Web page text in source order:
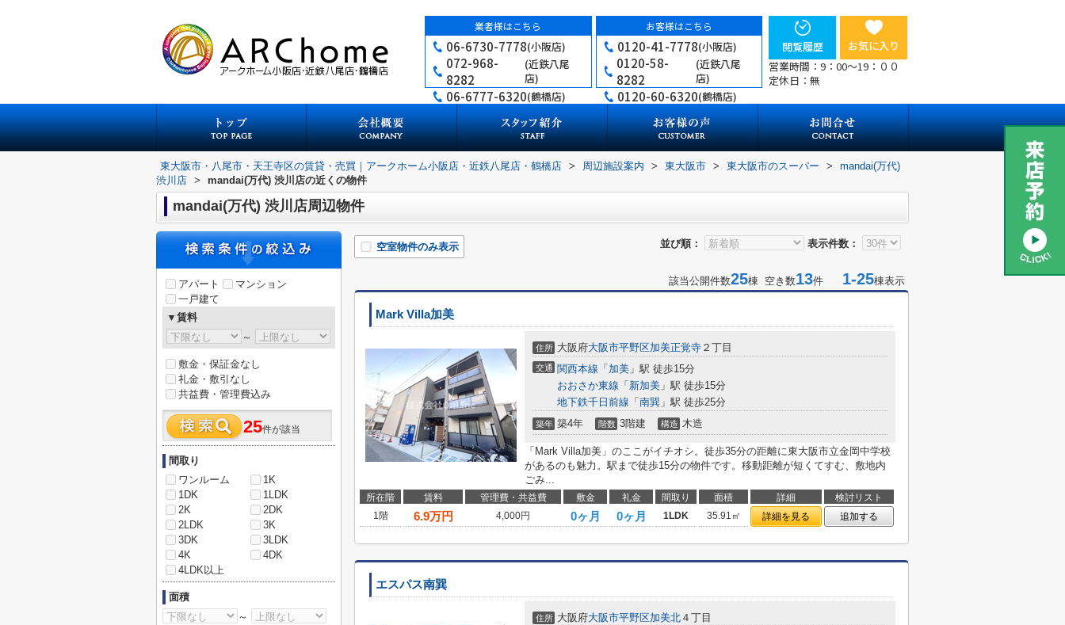
業者様はこちら
06-6730-7778(小阪店)
072-968-
8282
(近鉄八尾
店)
06-6777-6320(鶴橋店)
お客様はこちら
0120-41-7778(小阪店)
0120-58-
8282
(近鉄八尾
店)
0120-60-6320(鶴橋店)
閲覧履歴
お気に入り
営業時間：9：00～19：００
定休日：無
東大阪市・八尾市・天王寺区の賃貸・売買｜アークホーム小阪店・近鉄八尾店・鶴橋店 > 周辺施設案内 > 東大阪市 > 東大阪市のスーパー >
mandai(万代)
渋川店 > mandai(万代) 渋川店の近くの物件
mandai(万代) 渋川店周辺物件
並び順： 表示件数：
空室物件のみ表示
該当公開件数25棟 空き数13件 1-25棟表示
Mark Villa加美
住所 大阪府大阪市平野区加美正覚寺 ２丁目
交通 関西本線 「 加美 」駅 徒歩15分
おおさか東線 「 新加美 」駅 徒歩15分
地下鉄千日前線 「 南巽 」駅 徒歩25分
築年 築4年 階数 3階建 構造 木造
「Mark Villa加美」のここがイチオシ。徒歩35分の距離に東大阪市立金岡中学校
があるのも魅力。駅まで徒歩15分の物件です。移動距離が短くてすむ、敷地内
ごみ...
所在階 賃料 管理費・共益費 敷金 礼金 間取り 面積 詳細
検討リスト
1階
6.9万円 4,000円 0ヶ月 0ヶ月 1LDK 35.91㎡ 詳細を見る 追加する
エスパス南巽
住所 大阪府大阪市平野区加美北 ４丁目
アパート
マンション
一戸建て
▼賃料
～
敷金・保証金なし
礼金・敷引なし
共益費・管理費込み
25件が該当
間取り
ワンルーム
1K
1DK
1LDK
2K
2DK
2LDK
3K
3DK
3LDK
4K
4DK
4LDK以上
面積
～